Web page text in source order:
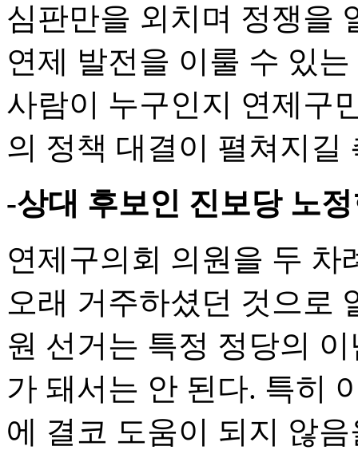
심판만을 외치며 정쟁을
연제 발전을 이룰 수 있
사람이 누구인지 연제구
의 정책 대결이 펼쳐지길
-상대 후보인 진보당 노
연제구의회 의원을 두 차
오래 거주하셨던 것으로
원 선거는 특정 정당의
가 돼서는 안 된다. 특히
에 결코 도움이 되지 않